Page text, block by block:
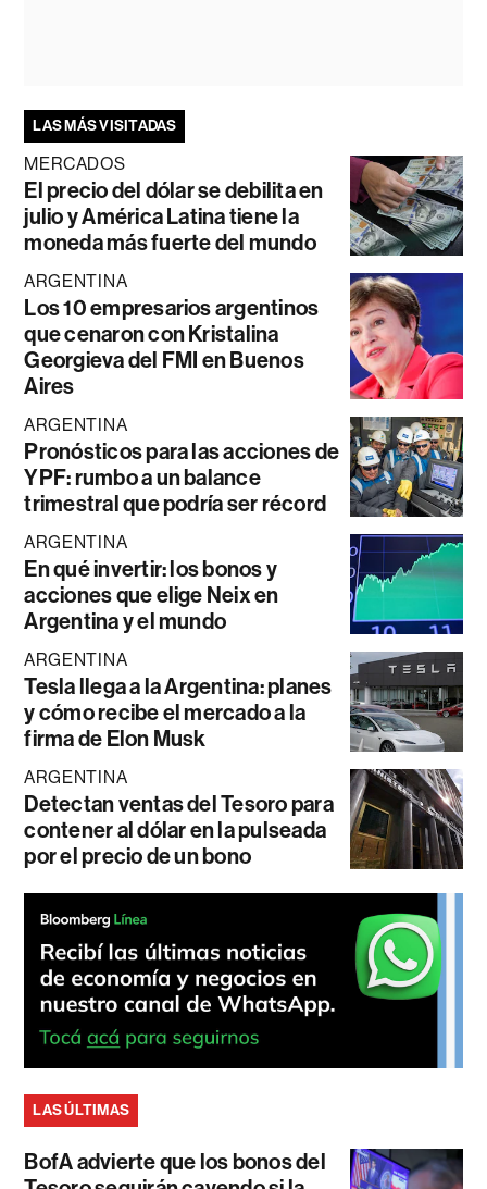
LAS MÁS VISITADAS
MERCADOS
El precio del dólar se debilita en
julio y América Latina tiene la
moneda más fuerte del mundo
ARGENTINA
Los 10 empresarios argentinos
que cenaron con Kristalina
Georgieva del FMI en Buenos
Aires
ARGENTINA
Pronósticos para las acciones de
YPF: rumbo a un balance
trimestral que podría ser récord
ARGENTINA
En qué invertir: los bonos y
acciones que elige Neix en
Argentina y el mundo
ARGENTINA
Tesla llega a la Argentina: planes
y cómo recibe el mercado a la
firma de Elon Musk
ARGENTINA
Detectan ventas del Tesoro para
contener al dólar en la pulseada
por el precio de un bono
LAS ÚLTIMAS
BofA advierte que los bonos del